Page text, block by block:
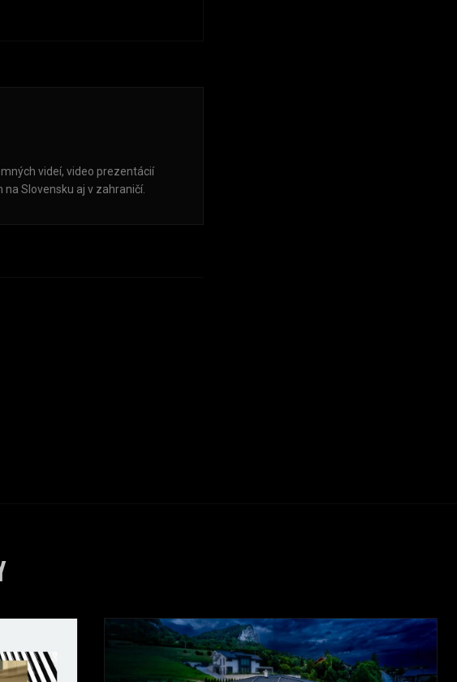
videí, video prezentácií
Slovensku aj v zahraničí.